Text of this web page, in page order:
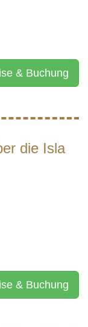
& Buchung
die Isla
& Buchung